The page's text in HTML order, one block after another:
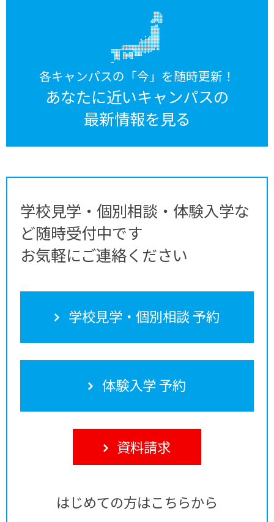
各キャンパスの「今」を随時更新！
あなたに近いキャンパスの
最新情報を見る
学校見学・個別相談・体験入学な
ど随時受付中です
お気軽にご連絡ください
学校見学・個別相談 予約
体験入学 予約
資料請求
はじめての方はこちらから